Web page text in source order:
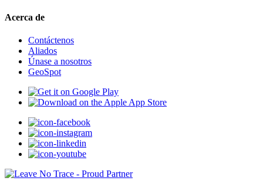
Acerca de
Contáctenos
Aliados
Únase a nosotros
GeoSpot